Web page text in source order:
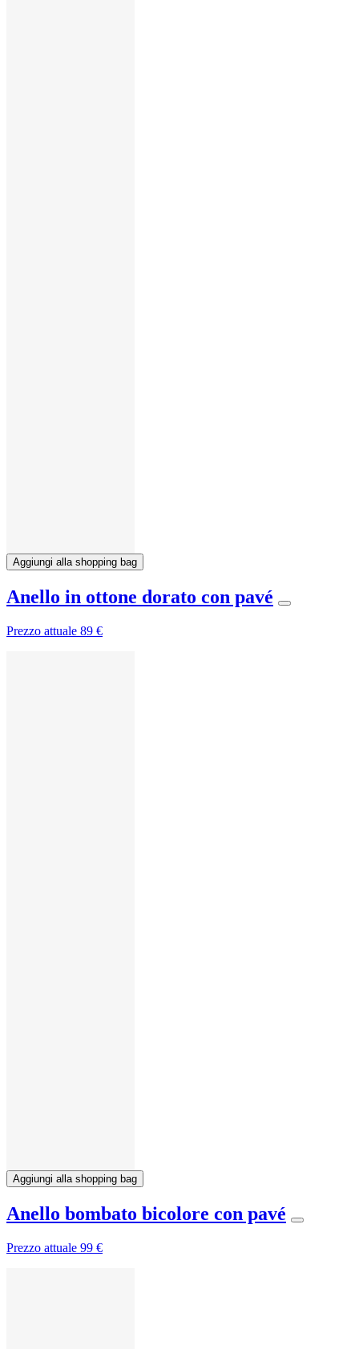
Aggiungi alla shopping bag
Anello in ottone dorato con pavé
Prezzo attuale 89 €
Aggiungi alla shopping bag
Anello bombato bicolore con pavé
Prezzo attuale 99 €